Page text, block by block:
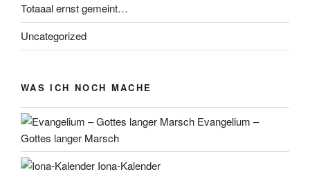
Totaaal ernst gemeint…
Uncategorized
WAS ICH NOCH MACHE
Evangelium –
Gottes langer Marsch
Iona-Kalender